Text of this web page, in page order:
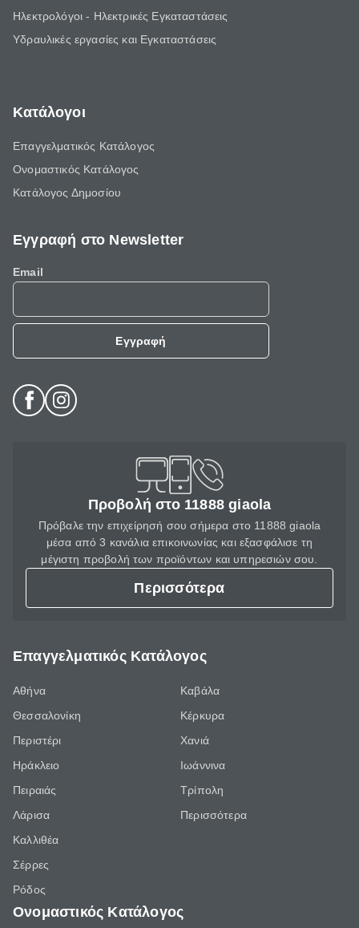
Ηλεκτρολόγοι - Ηλεκτρικές Εγκαταστάσεις
Υδραυλικές εργασίες και Εγκαταστάσεις
Κατάλογοι
Επαγγελματικός Κατάλογος
Ονομαστικός Κατάλογος
Κατάλογος Δημοσίου
Εγγραφή στο Newsletter
Email
Εγγραφή
Προβολή στο 11888 giaola
Πρόβαλε την επιχείρησή σου σήμερα στο 11888 giaola
μέσα από 3 κανάλια επικοινωνίας και εξασφάλισε τη
μέγιστη προβολή των προϊόντων και υπηρεσιών σου.
Περισσότερα
Επαγγελματικός Κατάλογος
Αθήνα
Θεσσαλονίκη
Περιστέρι
Ηράκλειο
Πειραιάς
Λάρισα
Καλλιθέα
Σέρρες
Ρόδος
Καβάλα
Κέρκυρα
Χανιά
Ιωάννινα
Τρίπολη
Περισσότερα
Ονομαστικός Κατάλογος